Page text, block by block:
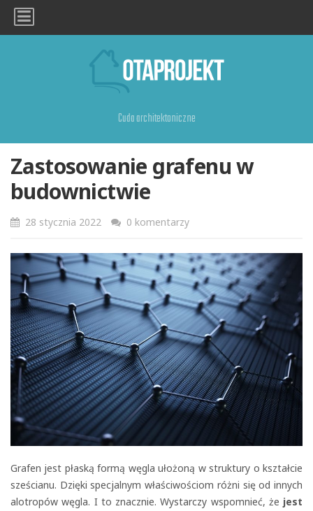
Cuda architektoniczne
Zastosowanie grafenu w
budownictwie
28 stycznia 2022 0 komentarzy
Grafen jest płaską formą węgla ułożoną w struktury o kształcie
sześcianu. Dzięki specjalnym właściwościom różni się od innych
alotropów węgla. I to znacznie. Wystarczy wspomnieć, że jest